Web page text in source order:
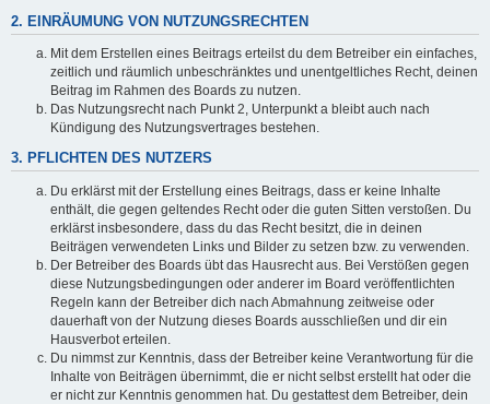
2. EINRÄUMUNG VON NUTZUNGSRECHTEN
Mit dem Erstellen eines Beitrags erteilst du dem Betreiber ein einfaches,
zeitlich und räumlich unbeschränktes und unentgeltliches Recht, deinen
Beitrag im Rahmen des Boards zu nutzen.
Das Nutzungsrecht nach Punkt 2, Unterpunkt a bleibt auch nach
Kündigung des Nutzungsvertrages bestehen.
3. PFLICHTEN DES NUTZERS
Du erklärst mit der Erstellung eines Beitrags, dass er keine Inhalte
enthält, die gegen geltendes Recht oder die guten Sitten verstoßen. Du
erklärst insbesondere, dass du das Recht besitzt, die in deinen
Beiträgen verwendeten Links und Bilder zu setzen bzw. zu verwenden.
Der Betreiber des Boards übt das Hausrecht aus. Bei Verstößen gegen
diese Nutzungsbedingungen oder anderer im Board veröffentlichten
Regeln kann der Betreiber dich nach Abmahnung zeitweise oder
dauerhaft von der Nutzung dieses Boards ausschließen und dir ein
Hausverbot erteilen.
Du nimmst zur Kenntnis, dass der Betreiber keine Verantwortung für die
Inhalte von Beiträgen übernimmt, die er nicht selbst erstellt hat oder die
er nicht zur Kenntnis genommen hat. Du gestattest dem Betreiber, dein